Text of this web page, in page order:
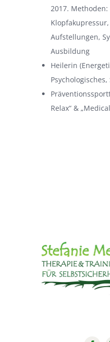
2017. Methoden:
Aufstellungen,
Ausbildung
Heilerin
Relax“ &